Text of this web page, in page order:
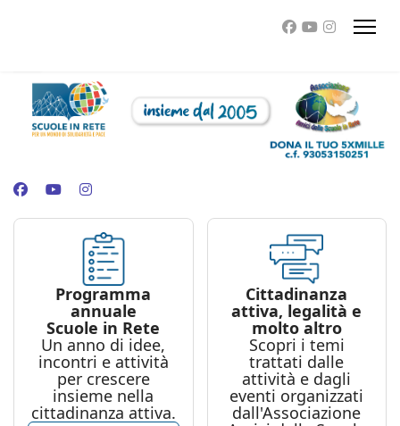
Programma
annuale
Scuole in Rete
Un anno di idee,
incontri e attività
per crescere
insieme nella
cittadinanza attiva.
Cittadinanza
attiva, legalità e
molto altro
Scopri i temi
trattati dalle
attività e dagli
eventi organizzati
dall'Associazione